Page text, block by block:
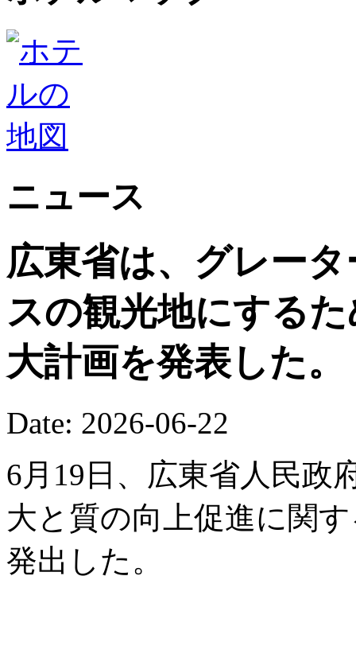
ニュース
広東省は、グレー
スの観光地にする
大計画を発表した。
Date: 2026-06-22
6月19日、広東省人民政
大と質の向上促進に関
発出した。